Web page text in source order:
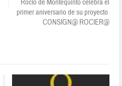
Rocío de Montequinto celebra el
primer aniversario de su proyecto
CONSIGN@ ROCIER@